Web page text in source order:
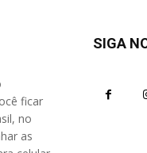
ficar
no
as
SIGA